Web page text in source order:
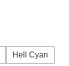
Hell Cyan